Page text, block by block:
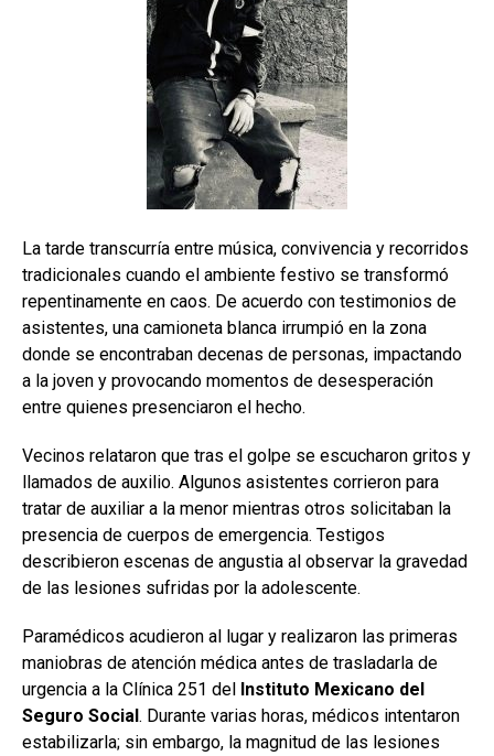
La tarde transcurría entre música, convivencia y recorridos
tradicionales cuando el ambiente festivo se transformó
repentinamente en caos. De acuerdo con testimonios de
asistentes, una camioneta blanca irrumpió en la zona
donde se encontraban decenas de personas, impactando
a la joven y provocando momentos de desesperación
entre quienes presenciaron el hecho.
Vecinos relataron que tras el golpe se escucharon gritos y
llamados de auxilio. Algunos asistentes corrieron para
tratar de auxiliar a la menor mientras otros solicitaban la
presencia de cuerpos de emergencia. Testigos
describieron escenas de angustia al observar la gravedad
de las lesiones sufridas por la adolescente.
Paramédicos acudieron al lugar y realizaron las primeras
maniobras de atención médica antes de trasladarla de
urgencia a la Clínica 251 del Instituto Mexicano del
Seguro Social. Durante varias horas, médicos intentaron
estabilizarla; sin embargo, la magnitud de las lesiones